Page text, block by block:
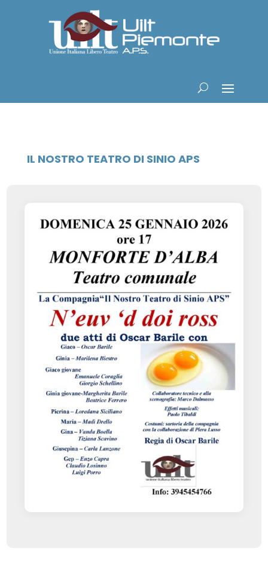
IL NOSTRO TEATRO DI SINIO APS